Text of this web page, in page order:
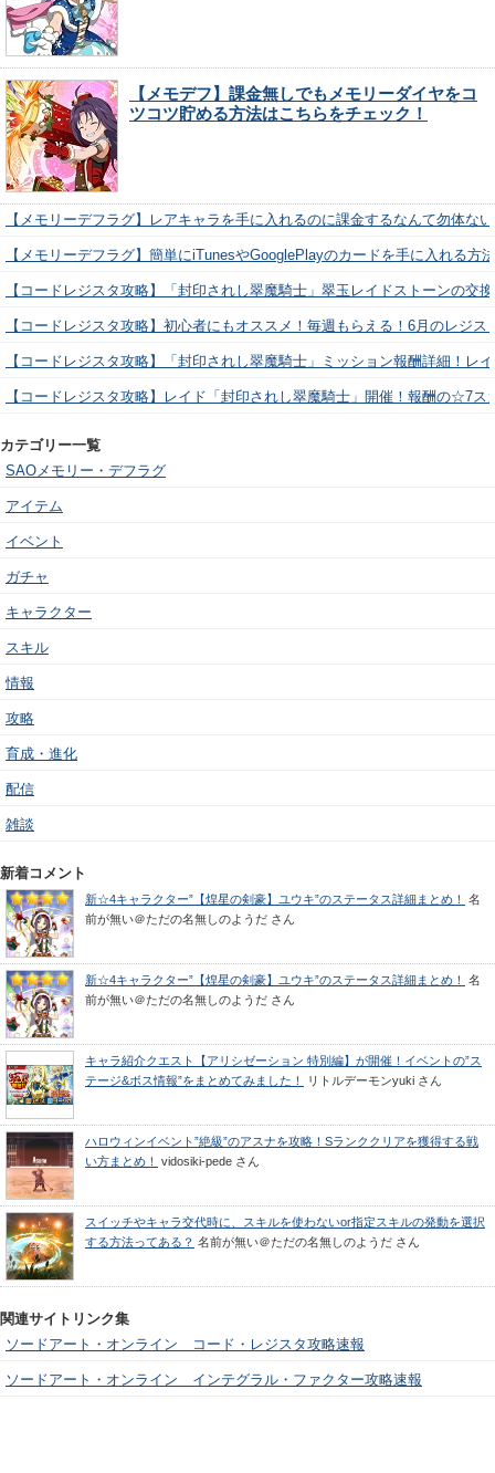
【メモデフ】課金無しでもメモリーダイヤをコ
ツコツ貯める方法はこちらをチェック！
【メモリーデフラグ】レアキャラを手に入れるのに課金するなんて勿体な
【メモリーデフラグ】簡単にiTunesやGooglePlayのカードを手に入れる方
【コードレジスタ攻略】「封印されし翠魔騎士」翠玉レイドストーンの交
【コードレジスタ攻略】初心者にもオススメ！毎週もらえる！6月のレジ
【コードレジスタ攻略】「封印されし翠魔騎士」ミッション報酬詳細！レ
【コードレジスタ攻略】レイド「封印されし翠魔騎士」開催！報酬の☆7
カテゴリー一覧
SAOメモリー・デフラグ
アイテム
イベント
ガチャ
キャラクター
スキル
情報
攻略
育成・進化
配信
雑談
新着コメント
新☆4キャラクター”【煌星の剣豪】ユウキ”のステータス詳細まとめ！
名
前が無い＠ただの名無しのようだ さん
新☆4キャラクター”【煌星の剣豪】ユウキ”のステータス詳細まとめ！
名
前が無い＠ただの名無しのようだ さん
キャラ紹介クエスト【アリシゼーション 特別編】が開催！イベントの”ス
テージ&ボス情報”をまとめてみました！
リトルデーモンyuki さん
ハロウィンイベント”絶級”のアスナを攻略！Sランククリアを獲得する戦
い方まとめ！
vidosiki-pede さん
スイッチやキャラ交代時に、スキルを使わないor指定スキルの発動を選択
する方法ってある？ 名前が無い＠ただの名無しのようだ さん
関連サイトリンク集
ソードアート・オンライン コード・レジスタ攻略速報
ソードアート・オンライン インテグラル・ファクター攻略速報